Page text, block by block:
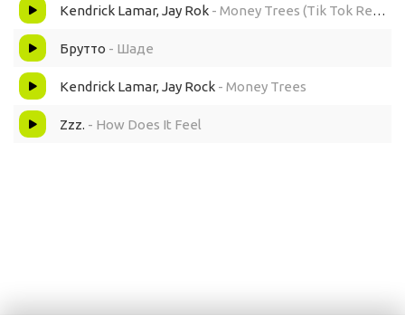
Kendrick Lamar, Jay Rok - Money Trees (Tik Tok Remix)
Брутто - Шаде
Kendrick Lamar, Jay Rock - Money Trees
Zzz. - How Does It Feel